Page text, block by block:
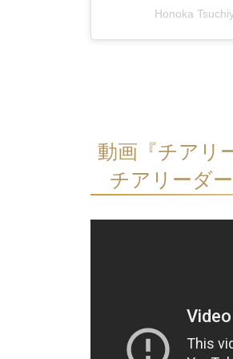
Honoka
動画『チアリ
チアリーダ